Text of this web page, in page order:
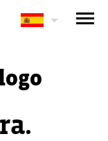
tus